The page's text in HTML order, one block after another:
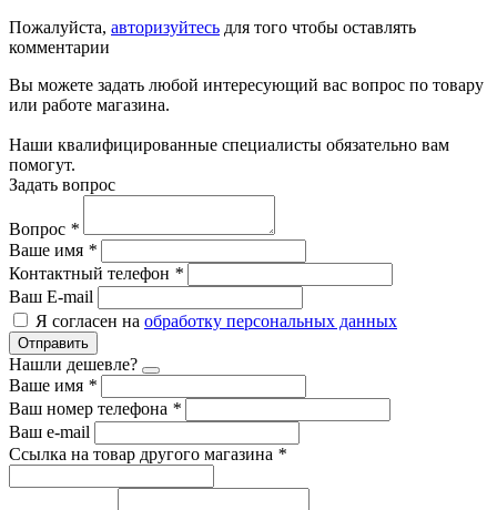
Пожалуйста, авторизуйтесь для того чтобы оставлять
комментарии
Вы можете задать любой интересующий вас вопрос по товару
или работе магазина.
Наши квалифицированные специалисты обязательно вам
помогут.
Задать вопрос
Вопрос *
Ваше имя *
Контактный телефон *
Ваш E-mail
Я согласен на обработку персональных данных
Отправить
Нашли дешевле?
Ваше имя *
Ваш номер телефона *
Ваш e-mail
Ссылка на товар другого магазина *